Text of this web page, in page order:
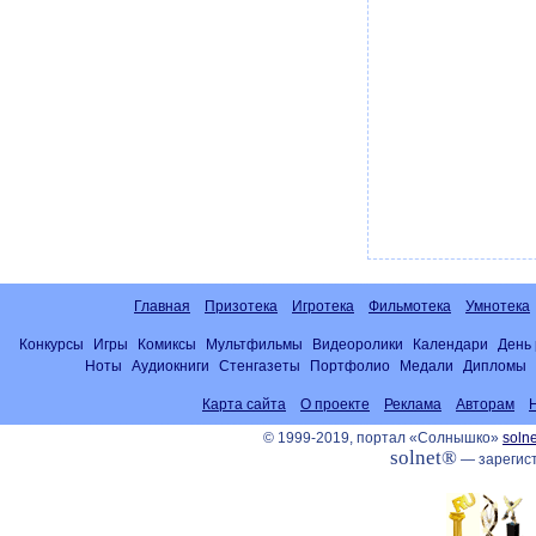
Главная Призотека Игротека Фильмотека Умнотека
Конкурсы Игры Комиксы Мультфильмы Видеоролики Календари
День
Ноты
Аудиокниги Стенгазеты Портфолио Медали Дипломы
Карта сайта О проекте Реклама Авторам
© 1999-2019, портал «Солнышко»
solnet®—